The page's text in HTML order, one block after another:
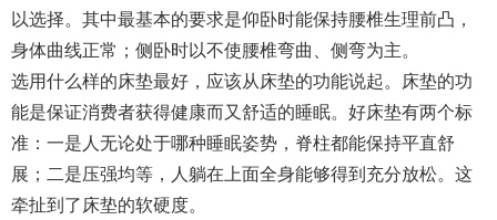
以选择。其中最基本的要求是仰卧时能保持腰椎生理前凸，
身体曲线正常；侧卧时以不使腰椎弯曲、侧弯为主。
选用什么样的床垫最好，应该从床垫的功能说起。床垫的功
能是保证消费者获得健康而又舒适的睡眠。好床垫有两个标
准：一是人无论处于哪种睡眠姿势，脊柱都能保持平直舒
展；二是压强均等，人躺在上面全身能够得到充分放松。这
牵扯到了床垫的软硬度。